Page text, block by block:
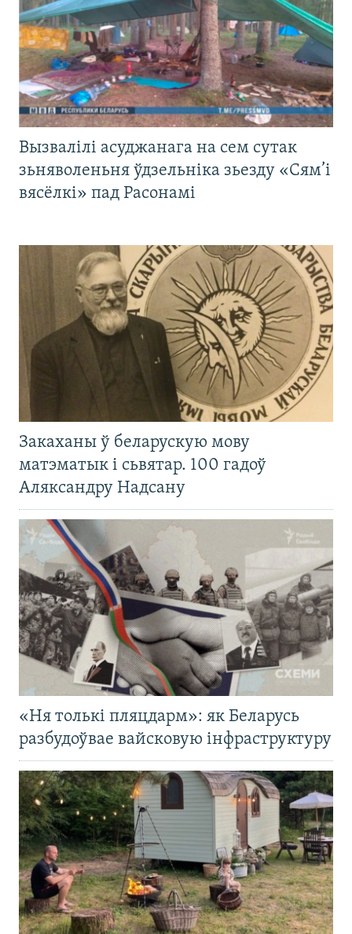
Вызвалілі асуджанага на сем сутак
зьняволеньня ўдзельніка зьезду «Сям’і
вясёлкі» пад Расонамі
Закаханы ў беларускую мову
матэматык і сьвятар. 100 гадоў
Аляксандру Надсану
«Ня толькі пляцдарм»: як Беларусь
разбудоўвае вайсковую інфраструктуру